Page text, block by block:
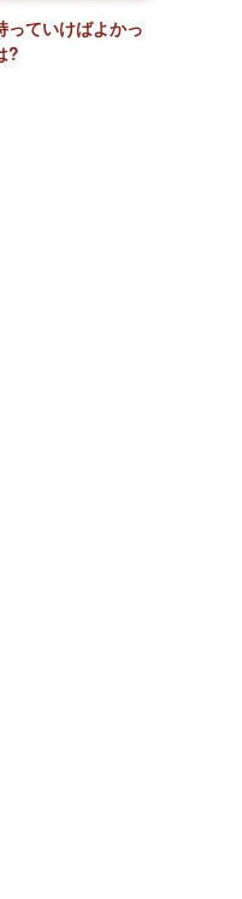
っていけばよかっ
?